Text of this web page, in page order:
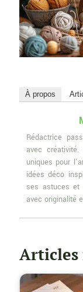
À propos
Rédactrice
avec
uniques pour
idées déco
ses astuces et
avec originalité